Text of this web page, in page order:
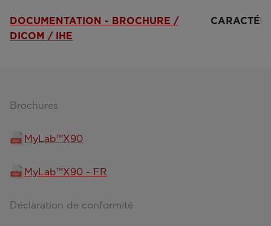
DOCUMENTATION - BROCHURE /
DICOM / IHE
Brochures
MyLab™X90
MyLab™X90 - FR
Déclaration de conformité